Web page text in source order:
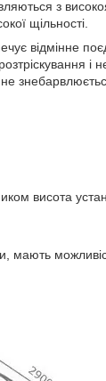
з
щільності.
відмінне
і
висота
мають